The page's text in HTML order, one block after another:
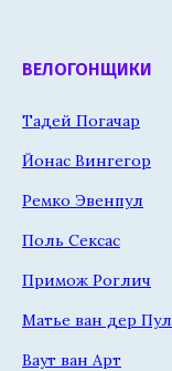
ВЕЛОГОНЩИКИ
Тадей Погачар
Йонас Вингегор
Ремко Эвенпул
Поль Сексас
Примож Роглич
Матье ван дер Пул
Ваут ван Арт